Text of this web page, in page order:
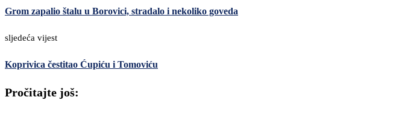
Grom zapalio štalu u Borovici, stradalo i nekoliko goveda
sljedeća vijest
Koprivica čestitao Ćupiću i Tomoviću
Pročitajte još: